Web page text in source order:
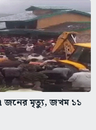
৭ জনের মৃত্যু, জখম ১১